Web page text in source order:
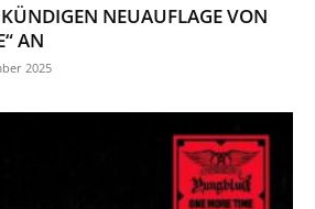
NEUAUFLAGE VON
AN
2025